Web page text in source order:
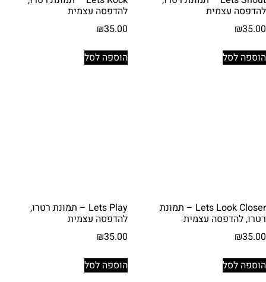
להדפסה עצמית
₪35.00
הוספה לסל
להדפסה עצמית
₪35.00
הוספה לסל
Lets Look Closer – תמונת
רטרו, להדפסה עצמית
₪35.00
הוספה לסל
Lets Play – תמונת רטרו,
להדפסה עצמית
₪35.00
הוספה לסל